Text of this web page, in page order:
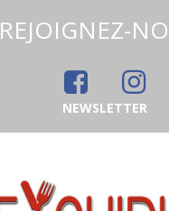
REJOIGNEZ-
NEWSLETTER